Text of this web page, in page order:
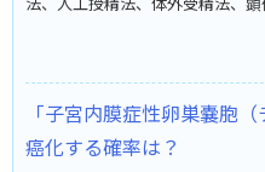
「子宮内膜症性卵巣嚢胞
癌化する確率は？